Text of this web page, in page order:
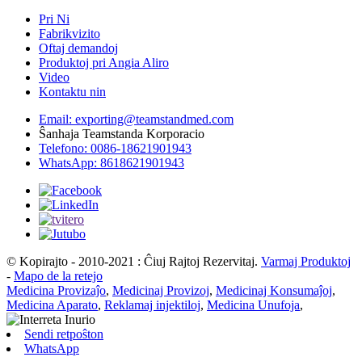
Pri Ni
Fabrikvizito
Oftaj demandoj
Produktoj pri Angia Aliro
Video
Kontaktu nin
Email: exporting@teamstandmed.com
Ŝanhaja Teamstanda Korporacio
Telefono: 0086-18621901943
WhatsApp: 8618621901943
© Kopirajto - 2010-2021 : Ĉiuj Rajtoj Rezervitaj. Varmaj Produktoj
- Mapo de la retejo
Medicina Provizaĵo, Medicinaj Provizoj, Medicinaj Konsumaĵoj,
Medicina Aparato, Reklamaj injektiloj, Medicina Unufoja,
Sendi retpoŝton
WhatsApp